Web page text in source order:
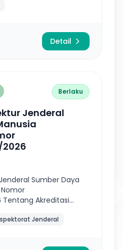
Detail
Berlaku
Jenderal
2026
Sumber Daya
Tentang Akreditasi
Bidang
Jenderal